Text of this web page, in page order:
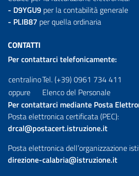
- D9YGU9 per la contabilità generale
- PLIB87 per quella ordinaria
CONTATTI
Per contattarci telefonicamente:
centralinoTel. (+39) 0961 734 411
oppure
Elenco del Personale
Per contattarci mediante Posta
Posta elettronica certificata (PEC):
drcal@postacert.istruzione.it
Posta elettronica dell’organizzazione
direzione-calabria@istruzione.it